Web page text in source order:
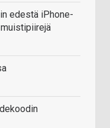
edestä iPhone-